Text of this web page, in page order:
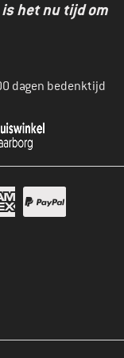
het nu tijd om
dagen bedenktijd